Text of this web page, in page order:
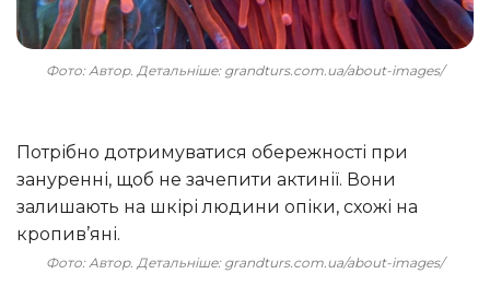
Фото: Автор. Детальніше: grandturs.com.ua/about-images/
Потрібно дотримуватися обережності при
зануренні, щоб не зачепити актинії. Вони
залишають на шкірі людини опіки, схожі на
кропив’яні.
Фото: Автор. Детальніше: grandturs.com.ua/about-images/